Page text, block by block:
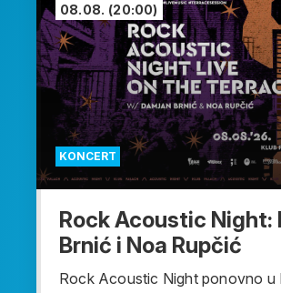
KONCERT
08.08. (20:00)
Rock Acoustic Night:
Brnić i Noa Rupčić
Rock Acoustic Night ponovno u